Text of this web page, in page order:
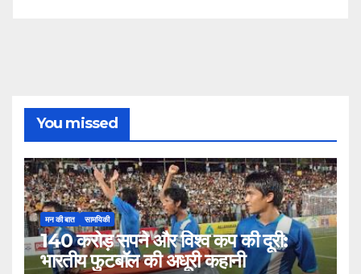
You missed
मन की बात सामयिकी
140 करोड़ सपने और विश्व कप की दूरी:
भारतीय फुटबॉल की अधूरी कहानी